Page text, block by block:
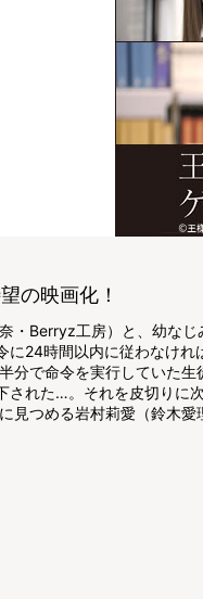
の映画化！
・Berryz工房）と、幼な
に24時間以内に従わなけ
分で命令を実行していた
された…。それを皮切り
見つめる岩村莉愛（鈴木